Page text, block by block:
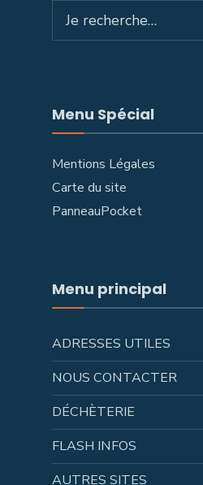
for:
Menu Spécial
Mentions Légales
Carte du site
PanneauPocket
Menu principal
ADRESSES UTILES
NOUS CONTACTER
DÉCHÈTERIE
FLASH INFOS
AUTRES SITES